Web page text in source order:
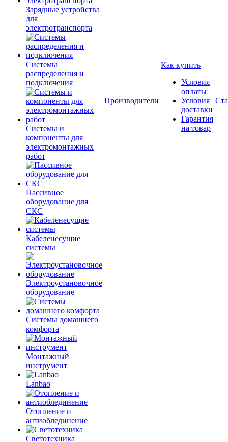
Зарядные устройства
для
электротранспорта
Системы
распределения и
подключения
Системы и
компоненты для
электромонтажных
работ
Пассивное
оборудование для
СКС
Кабеленесущие
системы
Электроустановочное
оборудование
Системы домашнего
комфорта
Монтажный
инструмент
Lanbao
Отопление и
антиоблединение
Светотехника
Производители
Как купить
Условия
оплаты
Условия
доставки
Гарантия
на товар